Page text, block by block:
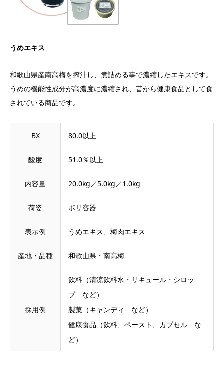
うめエキス
和歌山県産南高梅を搾汁し、煮詰める事で濃縮したエキスです。
うめの機能性成分が高濃度に濃縮され、昔から健康食品として食
されている商品です。
BX 80.0以上
酸度 51.0％以上
内容量 20.0kg／5.0kg／1.0kg
荷姿 ポリ容器
表示例 うめエキス、梅肉エキス
産地・品種 和歌山県・南高梅
採用例
飲料（清涼飲料水・リキュール・シロッ
プ など）
製菓（キャンディ など）
健康食品（飲料、ペースト、カプセル な
ど）